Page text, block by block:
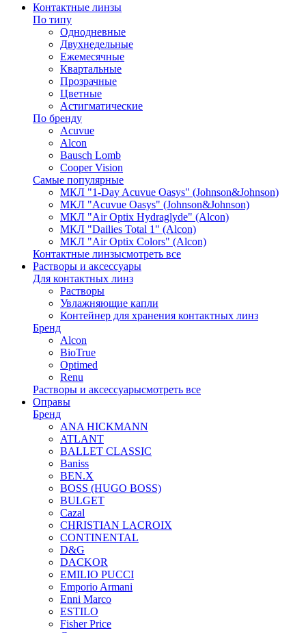
Контактные линзы
По типу
Однодневные
Двухнедельные
Ежемесячные
Квартальные
Прозрачные
Цветные
Астигматические
По бренду
Acuvue
Alcon
Bausch Lomb
Cooper Vision
Самые популярные
МКЛ "1-Day Acuvue Oasys" (Johnson&Johnson)
МКЛ "Acuvue Oasys" (Johnson&Johnson)
МКЛ "Air Optix Hydraglyde" (Alcon)
МКЛ "Dailies Total 1" (Alcon)
МКЛ "Air Optix Colors" (Alcon)
Контактные линзысмотреть все
Растворы и аксессуары
Для контактных линз
Растворы
Увлажняющие капли
Контейнер для хранения контактных линз
Бренд
Alcon
BioTrue
Optimed
Renu
Растворы и аксессуарысмотреть все
Оправы
Бренд
ANA HICKMANN
ATLANT
BALLET CLASSIC
Baniss
BEN.X
BOSS (HUGO BOSS)
BULGET
Cazal
CHRISTIAN LACROIX
CONTINENTAL
D&G
DACKOR
EMILIO PUCCI
Emporio Armani
Enni Marco
ESTILO
Fisher Price